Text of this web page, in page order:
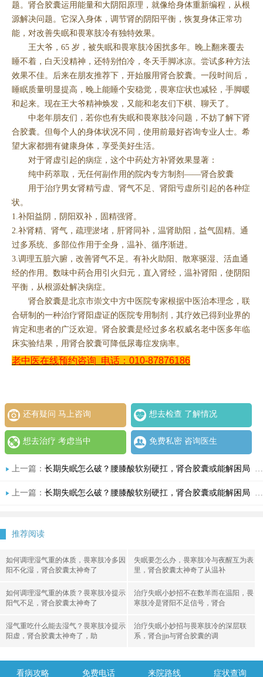
题。肾合胶囊运用能量和大阴阳原理，就像给身体重新编程，从根
源解决问题。它深入身体，调节肾的阴阳平衡，恢复身体正常功
能，对改善失眠和畏寒肢冷有独特效果。
王大爷，65 岁，被失眠和畏寒肢冷困扰多年。晚上翻来覆去
睡不着，白天没精神，还特别怕冷，冬天手脚冰凉。尝试多种方法
效果不佳。后来在朋友推荐下，开始服用肾合胶囊。一段时间后，
睡眠质量明显提高，晚上能睡个安稳觉，畏寒症状也减轻，手脚暖
和起来。现在王大爷精神焕发，又能和老友们下棋、聊天了。
中老年朋友们，若你也有失眠和畏寒肢冷问题，不妨了解下肾
合胶囊。但每个人的身体状况不同，使用前最好咨询专业人士。希
望大家都拥有健康身体，享受美好生活。
对于肾虚引起的病症，这个中药处方补肾效果显著：
纯中药萃取，无任何副作用的院内专方制剂——肾合胶囊
用于治疗男女肾精亏虚、肾气不足、肾阳亏虚所引起的各种症
状。
1.补阳益阴，阴阳双补，固精强肾。
2.补肾精、肾气，疏理淤堵，肝肾同补，温肾助阳，益气固精。通
过多系统、多部位作用于全身，温补、循序渐进。
3.调理五脏六腑，改善肾气不足。有补火助阳、散寒驱湿、活血通
经的作用。数味中药合用引火归元，直入肾经，温补肾阳，使阴阳
平衡，从根源处解决病症。
肾合胶囊是北京市崇文中方中医院专家根据中医治本理念，联
合研制的一种治疗肾阳虚证的医院专用制剂，其疗效已得到业界的
肯定和患者的广泛欢迎。肾合胶囊是经过多名权威名老中医多年临
床实验结果，用肾合胶囊可降低尿毒症发病率。
老中医在线预约咨询 电话：010-87876186
还有疑问 马上咨询 想去检查 了解情况
想去治疗 考虑当中 免费私密 咨询医生
上一篇： 长期失眠怎么破？腰膝酸软别硬扛，肾合胶囊或能解困局
上一篇： 长期失眠怎么破？腰膝酸软别硬扛，肾合胶囊或能解困局
推荐阅读
如何调理湿气重的体质，畏寒肢冷多因
阳不化湿，肾合胶囊太神奇了
失眠要怎么办，畏寒肢冷与夜醒互为表
里，肾合胶囊太神奇了从温补
如何调理湿气重的体质？畏寒肢冷提示
阳气不足，肾合胶囊太神奇了
治疗失眠小妙招不在数羊而在温阳，畏
寒肢冷是肾阳不足信号，肾合
湿气重吃什么能去湿气？畏寒肢冷提示
阳虚，肾合胶囊太神奇了，助
治疗失眠小妙招与畏寒肢冷的深层联
系，肾合jjn与肾合胶囊的调
看病攻略 免费电话 来院路线 症状查询